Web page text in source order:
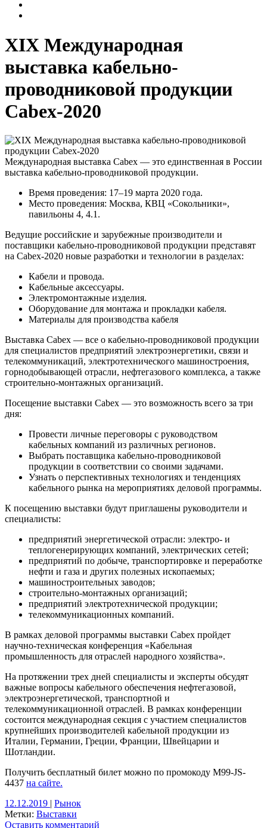
XIX Международная
выставка кабельно-
проводниковой продукции
Cabex-2020
Международная выставка Cabex — это единственная в России
выставка кабельно-проводниковой продукции.
Время проведения: 17–19 марта 2020 года.
Место проведения: Москва, КВЦ «Сокольники»,
павильоны 4, 4.1.
Ведущие российские и зарубежные производители и
поставщики кабельно-проводниковой продукции представят
на Cabex-2020 новые разработки и технологии в разделах:
Кабели и провода.
Кабельные аксессуары.
Электромонтажные изделия.
Оборудование для монтажа и прокладки кабеля.
Материалы для производства кабеля
Выставка Cabex — все о кабельно-проводниковой продукции
для специалистов предприятий электроэнергетики, связи и
телекоммуникаций, электротехнического машиностроения,
горнодобывающей отрасли, нефтегазового комплекса, а также
строительно-монтажных организаций.
Посещение выставки Cabex — это возможность всего за три
дня:
Провести личные переговоры с руководством
кабельных компаний из различных регионов.
Выбрать поставщика кабельно-проводниковой
продукции в соответствии со своими задачами.
Узнать о перспективных технологиях и тенденциях
кабельного рынка на мероприятиях деловой программы.
К посещению выставки будут приглашены руководители и
специалисты:
предприятий энергетической отрасли: электро- и
теплогенерирующих компаний, электрических сетей;
предприятий по добыче, транспортировке и переработке
нефти и газа и других полезных ископаемых;
машиностроительных заводов;
строительно-монтажных организаций;
предприятий электротехнической продукции;
телекоммуникационных компаний.
В рамках деловой программы выставки Cabex пройдет
научно-техническая конференция «Кабельная
промышленность для отраслей народного хозяйства».
На протяжении трех дней специалисты и эксперты обсудят
важные вопросы кабельного обеспечения нефтегазовой,
электроэнергетической, транспортной и
телекоммуникационной отраслей. В рамках конференции
состоится международная секция с участием специалистов
крупнейших производителей кабельной продукции из
Италии, Германии, Греции, Франции, Швейцарии и
Шотландии.
Получить бесплатный билет можно по промокоду M99-JS-
4437 на сайте.
12.12.2019 | Рынок
Метки: Выставки
Оставить комментарий